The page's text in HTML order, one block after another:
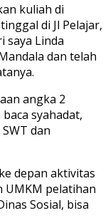
kuliah di
di Jl Pelajar,
saya Linda
dan telah
angka 2
syahadat,
dan
depan aktivitas
UMKM pelatihan
Sosial, bisa